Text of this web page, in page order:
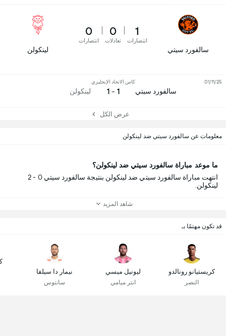
سالفورد سيتي
1
انتصارات
0
تعادلات
0
انتصارات
لينكولن
سالفورد سيتي
كاس الاتحاد الإنجليزي
1 - 1 لينكولن
01/11/25
عرض الكل
معلومات عن سالفورد سيتي ضد لينكولن
ما موعد مباراة سالفورد سيتي ضد لينكولن؟
انتهت مباراة سالفورد سيتي ضد لينكولن بنتيجة سالفورد سيتي 0 - 2
لينكولن.
شاهد المزيد
قد تكون مهتمًا بـ
كريستيانو رونالدو
النصر
ليونيل ميسي
انتر ميامي
نيمار دا سيلفا
سانتوس